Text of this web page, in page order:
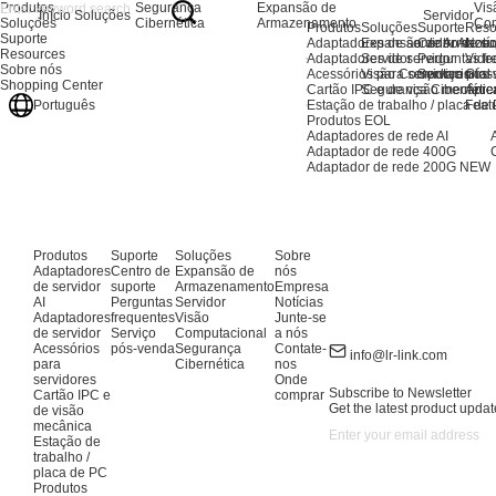
Produtos
Adaptadores de servidor AI
Adaptadores de servidor
Acessórios para servidores
Cartão IPC e de visão
Estação de trabalho / placa de
Produtos EOL
Adaptadores de rede AI
Adaptador de rede 400G
Adaptador de rede 200G NEW
Soluções
Expansão de
Servidor
Visão Computacional
Segurança
Suporte
Centro de
Perguntas
Serviço
Produtos
Soluções
Suporte
Resources
Sobre nós
Shopping Center
Português
Início Soluções Segurança
Cibernética
Expansão de
Armazenamento
Servidor
Produtos
Adaptadores
de servidor
AI
Adaptadores
de servidor
Acessórios
para
servidores
Cartão IPC e
de visão
mecânica
Estação de
trabalho /
placa de PC
Produtos
Suporte
Centro de
suporte
Perguntas
frequentes
Serviço
pós-venda
Soluções
Expansão de
Armazenamento
Servidor
Visão
Computacional
Segurança
Cibernética
Sobre
nós
Empresa
Notícias
Junte-se
a nós
Contate-
nos
Onde
comprar
info@lr-link.com
Subscribe to Newsletter
Get the latest product